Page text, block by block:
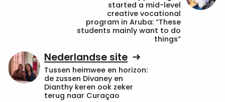
started a mid-level
creative vocational
program in Aruba: “These
students mainly want to do
things”
Nederlandse site
Tussen heimwee en horizon:
de zussen Divaney en
Dianthy keren ook zeker
terug naar Curaçao